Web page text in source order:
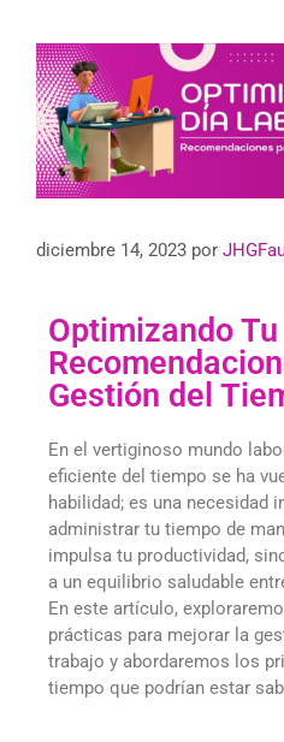
diciembre 14, 2023 por
Optimizando
Gestión del
En el vertiginoso mundo
eficiente del tiempo se ha
habilidad; es una necesidad
administrar tu tiempo de
impulsa tu productividad,
a un equilibrio saludable
En este artículo,
prácticas para mejorar la
trabajo y abordaremos los
tiempo que podrían estar